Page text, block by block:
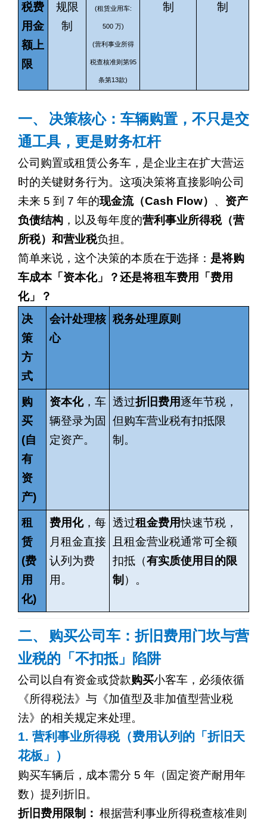
税费
用金
额上
限
规限
制
(租赁业用车:
500 万)
(营利事业所得
税查核准则第95
条第13款)
制
制
一、
决策核心：车辆购置，不只是交
通工具，更是财务杠杆
公司购置或租赁公务车，是企业主在扩大营运
时的关键财务行为。这项决策将直接影响公司
未来 5 到 7 年的现金流（Cash Flow） 、 资产
负债结构 ，以及每年度的营利事业所得税（营
所税）和营业税负担。
简单来说，这个决策的本质在于选择： 是将购
车成本「资本化」？还是将租车费用「费用
化」？
决
策
方
式
会计处理核
心
税务处理原则
购
买
(自
有
资
产)
资本化，车
辆登录为固
定资产。
透过折旧费用逐年节税，
但购车营业税有扣抵限
制。
租
赁
(费
用
化)
费用化，每
月租金直接
认列为费
用。
透过租金费用快速节税，
且租金营业税通常可全额
扣抵（有实质使用目的限
制 ）。
二、
购买公司车：折旧费用门坎与营
业税的「不扣抵」陷阱
公司以自有资金或贷款购买小客车，必须依循
《所得税法》与《加值型及非加值型营业税
法》的相关规定来处理。
1. 营利事业所得税（费用认列的「折旧天
花板」）
购买车辆后，成本需分 5 年（固定资产耐用年
数）提列折旧。
折旧费用限制： 根据营利事业所得税查核准则